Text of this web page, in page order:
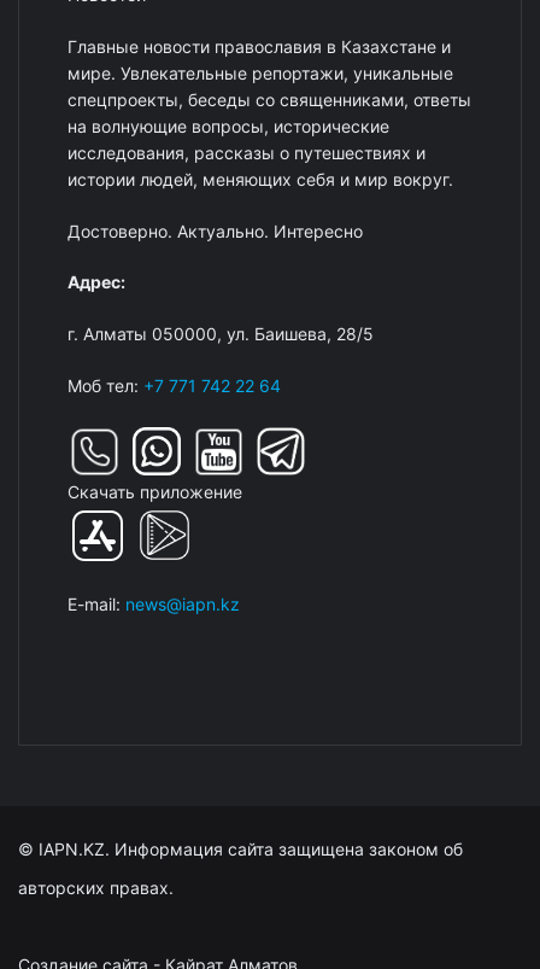
Главные новости православия в Казахстане и
мире. Увлекательные репортажи, уникальные
спецпроекты, беседы со священниками, ответы
на волнующие вопросы, исторические
исследования, рассказы о путешествиях и
истории людей, меняющих себя и мир вокруг.
Достоверно. Актуально. Интересно
Адрес:
г. Алматы 050000, ул. Баишева, 28/5
Моб тел: +7 771 742 22 64
Скачать приложение
E-mail: news@iapn.kz
© IAPN.KZ. Информация сайта защищена законом об
авторских правах.